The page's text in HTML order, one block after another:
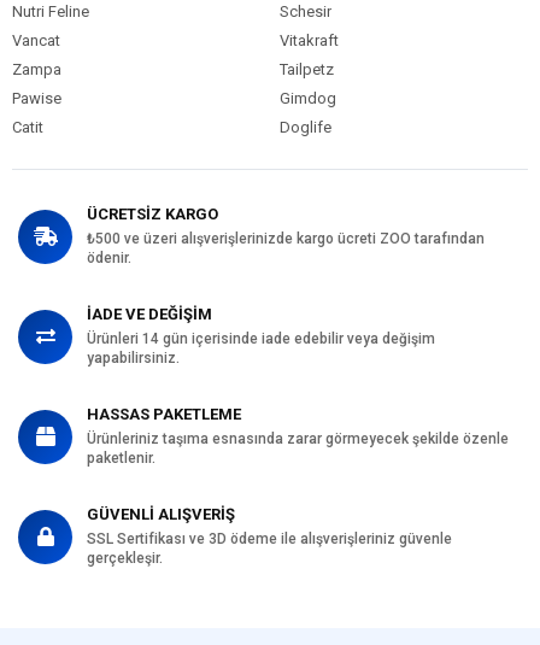
Nutri Feline
Schesir
Vancat
Vitakraft
Zampa
Tailpetz
Pawise
Gimdog
Catit
Doglife
ÜCRETSİZ KARGO
₺500 ve üzeri alışverişlerinizde kargo ücreti ZOO tarafından
ödenir.
İADE VE DEĞİŞİM
Ürünleri 14 gün içerisinde iade edebilir veya değişim
yapabilirsiniz.
HASSAS PAKETLEME
Ürünleriniz taşıma esnasında zarar görmeyecek şekilde özenle
paketlenir.
GÜVENLİ ALIŞVERİŞ
SSL Sertifikası ve 3D ödeme ile alışverişleriniz güvenle
gerçekleşir.